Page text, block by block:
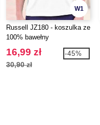
W1
Russell JZ180 - koszulka ze
100% bawełny
16,99 zł
30,90 zł
-45%